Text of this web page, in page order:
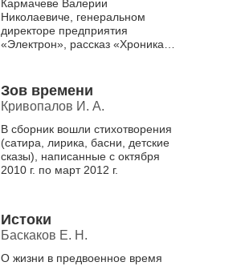
Кармачеве Валерии
Николаевиче, генеральном
директоре предприятия
«Электрон», рассказ «Хроника
природе
Зов времени
Кривопалов И. А.
В сборник вошли стихотворения
(сатира, лирика, басни, детские
сказы), написанные с октября
2010 г. по март 2012 г.
Истоки
Баскаков Е. Н.
О жизни в предвоенное время